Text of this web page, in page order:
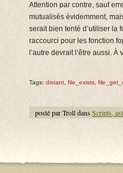
Attention par contre, sauf
mutualisés évidemment,
serait bien tenté d’utiliser la
raccourci pour les fonction
l’autre devrait l’être aussi.
Tags: distant file_exists
posté par Troll dans Scripts,